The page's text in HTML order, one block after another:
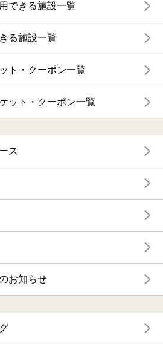
できる施設一覧
る施設一覧
ト・クーポン一覧
ット・クーポン一覧
ス
お知らせ